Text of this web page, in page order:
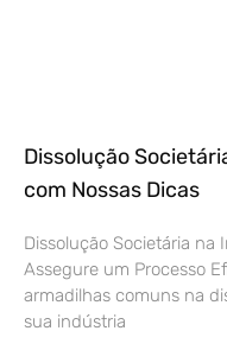
Dissolução
com Nossas Dicas
Dissolução Societária na
Assegure um Processo
armadilhas comuns na
sua indústria